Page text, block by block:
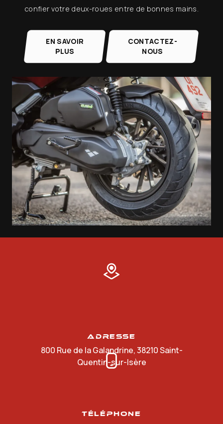
confier votre deux-roues entre de bonnes mains.
EN SAVOIR
PLUS
CONTACTEZ-
NOUS
Adresse
800 Rue de la Galandrine, 38210 Saint-
Quentin-sur-Isère
Téléphone